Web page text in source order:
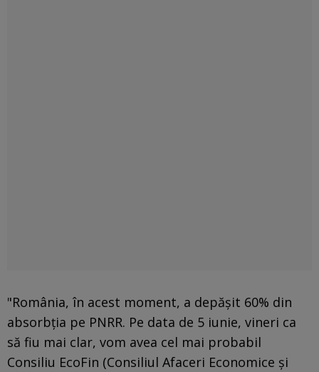
"România, în acest moment, a depășit 60% din
absorbția pe PNRR. Pe data de 5 iunie, vineri ca
să fiu mai clar, vom avea cel mai probabil
Consiliu EcoFin (Consiliul Afaceri Economice și